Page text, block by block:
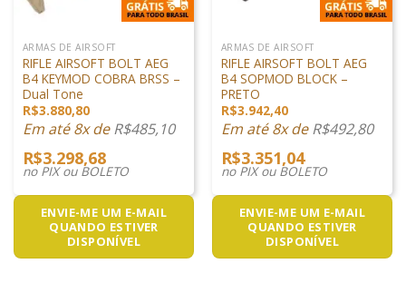
ARMAS DE AIRSOFT
RIFLE AIRSOFT BOLT AEG
B4 KEYMOD COBRA BRSS –
Dual Tone
R$3.880,80
Em até 8x deR$485,10
R$3.298,68
no PIX ou BOLETO
ENVIE-ME UM E-MAIL
QUANDO ESTIVER
DISPONÍVEL
ARMAS DE AIRSOFT
RIFLE AIRSOFT BOLT AEG
B4 SOPMOD BLOCK –
PRETO
R$3.942,40
Em até 8x deR$492,80
R$3.351,04
no PIX ou BOLETO
ENVIE-ME UM E-MAIL
QUANDO ESTIVER
DISPONÍVEL